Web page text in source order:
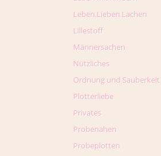
Leben.Lieben.Lachen
Lillestoff
Männersachen
Nützliches
Ordnung und Sauberkeit
Plotterliebe
Privates
Probenähen
Probeplotten